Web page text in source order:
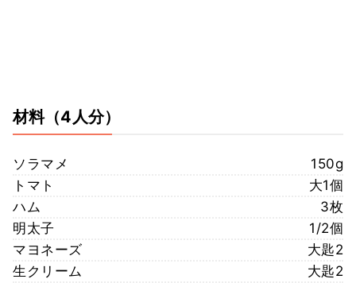
材料（4人分）
ソラマメ
150g
トマト
大1個
ハム
3枚
明太子
1/2個
マヨネーズ
大匙2
生クリーム
大匙2